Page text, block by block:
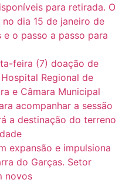
para retirada. O
dia 15 de janeiro de
o passo a passo para
feira (7) doação de
Regional de
e Câmara Municipal
acompanhar a sessão
a destinação do terreno
expansão e impulsiona
do Garças. Setor
novos